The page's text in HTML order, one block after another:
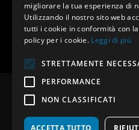
Invia I Dati
SUNUP S.r.l. – P.Iva e
Privacy policy –
migliorare la tua esperienza di
Utilizzando il nostro sito web
tutti i cookie in conformità con
policy per i cookie. Leggi di più
STRETTAMENTE
PERFORMANCE
NON CLASSIFICATI
ACCETTA TUTTO